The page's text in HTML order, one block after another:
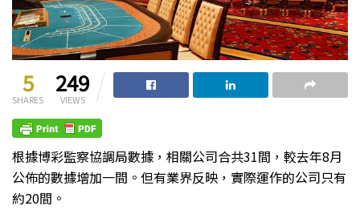
5
SHARES
249
VIEWS
根據博彩監察協調局數據，相關公司合共31間，較去年8月
公佈的數據增加一間。但有業界反映，實際運作的公司只有
約20間。